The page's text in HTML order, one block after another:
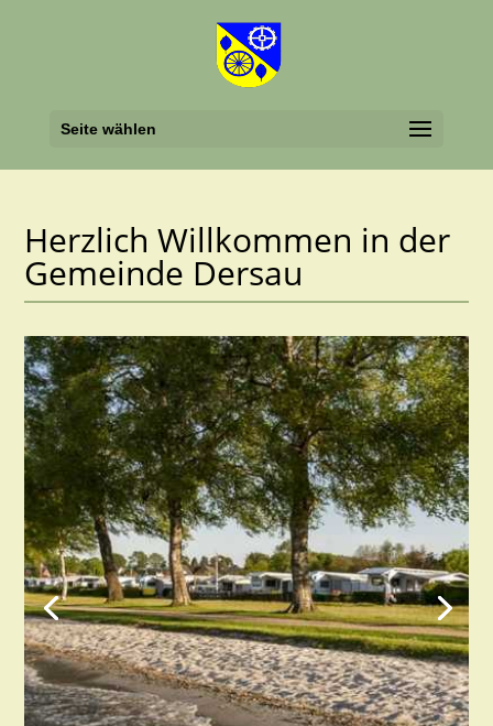
Seite wählen
Herzlich Willkommen in der
Gemeinde Dersau